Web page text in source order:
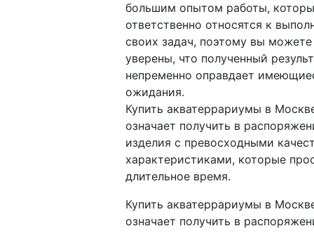
большим опытом работы,
ответственно относятся к
своих задач, поэтому вы
уверены, что полученный
непременно оправдает
ожидания.
Купить акватеррариумы в
означает получить в
изделия с превосходными
характеристиками, которые
длительное время.
Купить акватеррариумы в
означает получить в